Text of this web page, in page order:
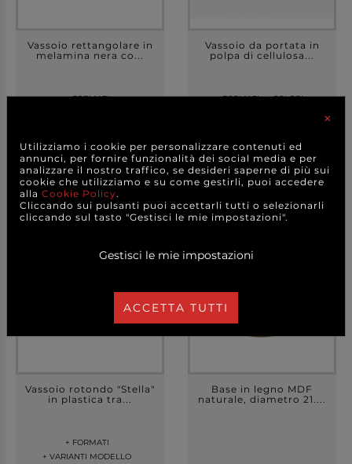
Vassoio rettangolare in
melamina nera co...
+ FORMATI
CAD.
DETTAGLI
Vassoio da portata in
polpa di cellulosa...
+ FORMATI
+ COLORI
A CONFEZIONE
DETTAGLI
Vassoio rotondo "Stella"
in plastica tra...
+ FORMATI
+ VARIANTI MODELLO
Base in legno MDF
naturale, diametro 21....
×
Utilizziamo i cookie per personalizzare contenuti ed
annunci, per fornire funzionalità dei social media e per
analizzare il nostro traffico, se desideri saperne di più sui
cookie che utilizziamo e su come gestirli, puoi accedere
alla Cookie Policy.
Cliccando sui pulsanti puoi accettarli tutti o selezionarli
cliccando sul tasto "Gestisci le mie impostazioni".
Gestisci le mie impostazioni
ACCETTA TUTTI